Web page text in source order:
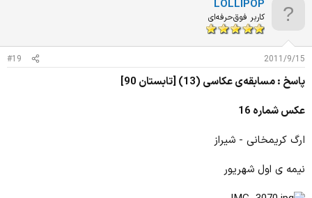
ت
LOLLIPOP
کاربر فوق‌حرفه‌ای
2011/9/15
#19
پاسخ : مسابقه‌ی عکاسی (13) [تابستان 90]
عکس شماره 16
ارگ کریمخانی - شیراز
نیمه ی اول شهریور